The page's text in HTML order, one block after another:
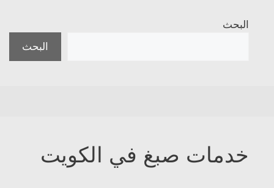
البحث
البحث
خدمات صبغ في الكويت